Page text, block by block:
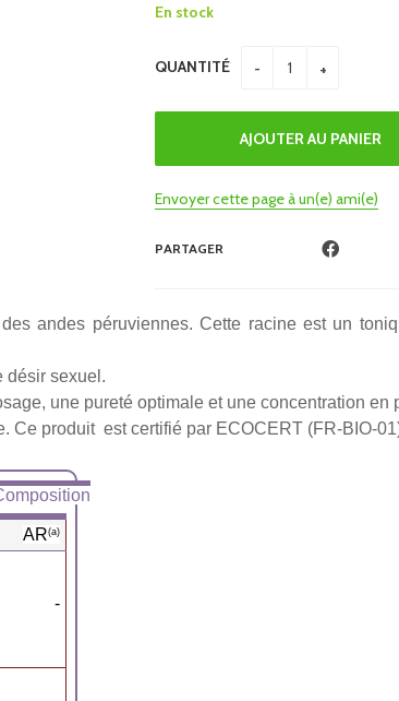
En stock
QUANTITÉ
Envoyer cette page à un(e) ami(e)
PARTAGER
andes péruviennes. Cette racine est un
désir sexuel.
une pureté optimale et une concentration
Ce produit est certifié par ECOCERT (FR-BIO-
AR(a)
-